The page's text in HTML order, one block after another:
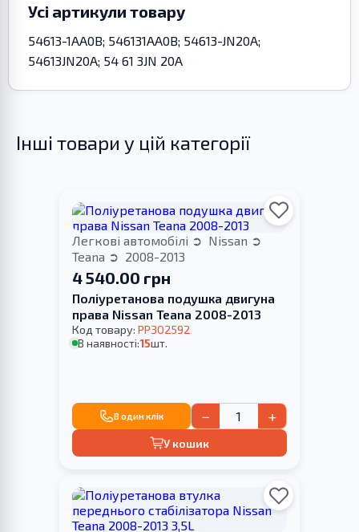
Усі артикули товару
54613-1AA0B; 546131AA0B; 54613-JN20A;
54613JN20A; 54 61 3JN 20A
Інші товари у цій категорії
Легкові автомобілі
Nissan
Teana
2008-2013
4 540.00 грн
Поліуретанова подушка двигуна
права Nissan Teana 2008-2013
Код товару: PP302592
В наявності:15шт.
В один клік − +
У кошик